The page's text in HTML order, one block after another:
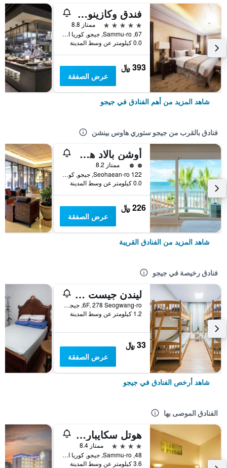
فندق وكازينو جيجو صن
5 نجوم
ممتاز 8.8
67, Sammu-ro, جيجو, كوريا الجنوبية
0.0 كيلومتر عن وسط المدينة
393 ﷼
عرض الصفقة
شاهد المزيد من أهم الفنادق في جيجو
فنادق بالقرب من جيجو ستوري هاوس بينشن
أوشن بالاد هوتل آند ريزورت
تقييم فئة 2
ممتاز 8.2
122 Seohaean-ro, جيجو, كوريا الجنوبية
0.0 كيلومتر عن وسط المدينة
226 ﷼
عرض الصفقة
شاهد المزيد من الفنادق القريبة
فنادق رخيصة في جيجو
ليندن جيست هاوس
6F, 278 Seogwang-ro, جيجو, كوريا الجنوبية
1.2 كيلومتر عن وسط المدينة
33 ﷼
عرض الصفقة
شاهد أرخص الفنادق في جيجو
الفنادق الموصى بها
هوتل سكايبارك جيجو 1
4 نجوم
ممتاز 8.4
48, Sammu-ro, جيجو, كوريا الجنوبية
3.6 كيلومتر عن وسط المدينة